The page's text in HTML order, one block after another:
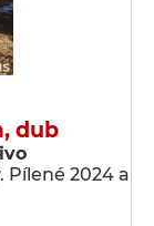
dub
Pílené 2024 a